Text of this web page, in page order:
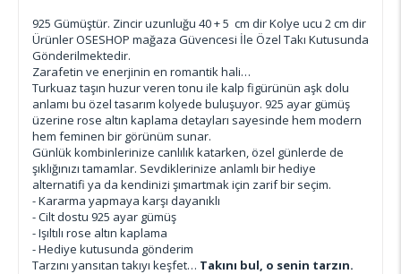
925 Gümüştür. Zincir uzunluğu 40 + 5 cm dir Kolye ucu 2 cm dir
Ürünler OSESHOP mağaza Güvencesi İle Özel Takı Kutusunda
Gönderilmektedir.
Zarafetin ve enerjinin en romantik hali…
Turkuaz taşın huzur veren tonu ile kalp figürünün aşk dolu
anlamı bu özel tasarım kolyede buluşuyor. 925 ayar gümüş
üzerine rose altın kaplama detayları sayesinde hem modern
hem feminen bir görünüm sunar.
Günlük kombinlerinize canlılık katarken, özel günlerde de
şıklığınızı tamamlar. Sevdiklerinize anlamlı bir hediye
alternatifi ya da kendinizi şımartmak için zarif bir seçim.
- Kararma yapmaya karşı dayanıklı
- Cilt dostu 925 ayar gümüş
- Işıltılı rose altın kaplama
- Hediye kutusunda gönderim
Tarzını yansıtan takıyı keşfet… Takını bul, o senin tarzın.